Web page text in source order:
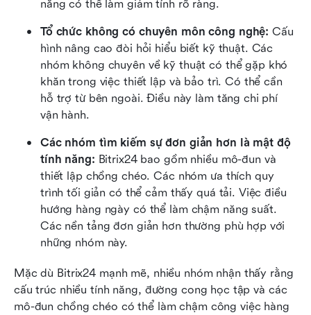
năng có thể làm giảm tính rõ ràng.
Tổ chức không có chuyên môn công nghệ: Cấu
hình nâng cao đòi hỏi hiểu biết kỹ thuật. Các
nhóm không chuyên về kỹ thuật có thể gặp khó
khăn trong việc thiết lập và bảo trì. Có thể cần
hỗ trợ từ bên ngoài. Điều này làm tăng chi phí
vận hành.
Các nhóm tìm kiếm sự đơn giản hơn là mật độ
tính năng: Bitrix24 bao gồm nhiều mô-đun và
thiết lập chồng chéo. Các nhóm ưa thích quy
trình tối giản có thể cảm thấy quá tải. Việc điều
hướng hàng ngày có thể làm chậm năng suất.
Các nền tảng đơn giản hơn thường phù hợp với
những nhóm này.
Mặc dù Bitrix24 mạnh mẽ, nhiều nhóm nhận thấy rằng
cấu trúc nhiều tính năng, đường cong học tập và các
mô-đun chồng chéo có thể làm chậm công việc hàng